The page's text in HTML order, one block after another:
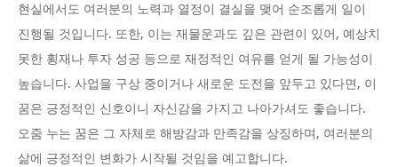
현실에서도 여러분의 노력과 열정이 결실을 맺어 순조롭게 일이
진행될 것입니다. 또한, 이는 재물운과도 깊은 관련이 있어, 예상치
못한 횡재나 투자 성공 등으로 재정적인 여유를 얻게 될 가능성이
높습니다. 사업을 구상 중이거나 새로운 도전을 앞두고 있다면, 이
꿈은 긍정적인 신호이니 자신감을 가지고 나아가셔도 좋습니다.
오줌 누는 꿈은 그 자체로 해방감과 만족감을 상징하며, 여러분의
삶에 긍정적인 변화가 시작될 것임을 예고합니다.